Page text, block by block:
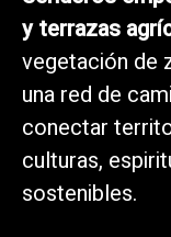
y terrazas
vegetación de
una red de
conectar
culturas,
sostenibles.